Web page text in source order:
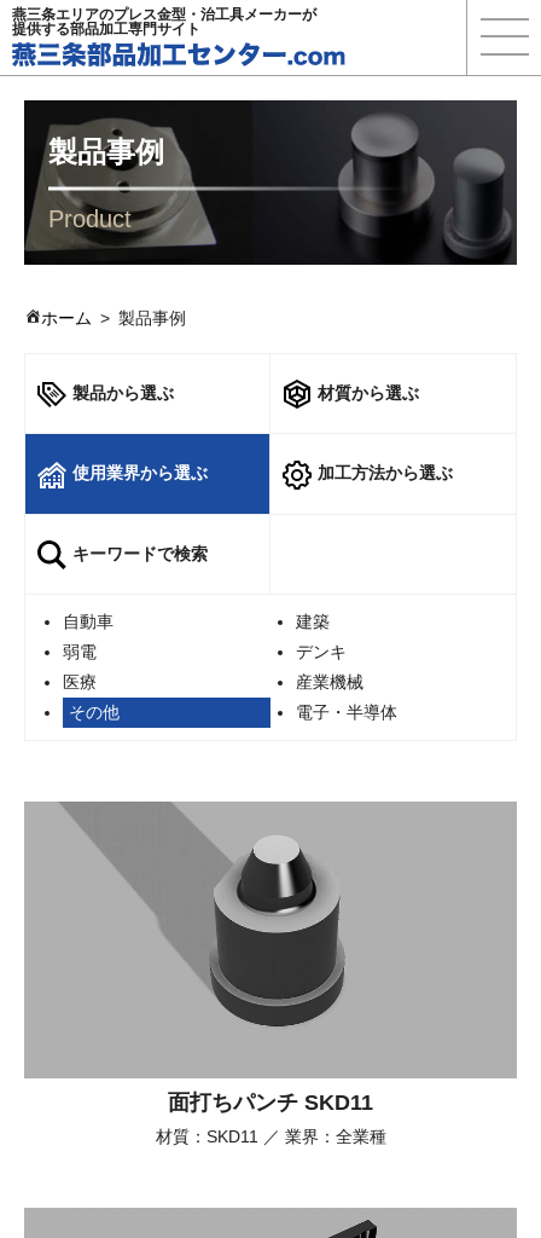
燕三条エリアのプレス金型・治工具メーカーが
提供する部品加工専門サイト
製品事例
Product
ホーム 製品事例
製品から選ぶ 材質から選ぶ
使用業界から選ぶ 加工方法から選ぶ
キーワードで検索
自動車
建築
弱電
デンキ
医療
産業機械
その他
電子・半導体
面打ちパンチ SKD11
材質：SKD11 ／ 業界：全業種